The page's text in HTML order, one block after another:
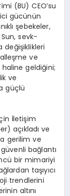
(BU) CEO’su
gücünün
şebekeler,
sevk-
değişiklikleri
ve
geldiğini;
ve
güçlü
İletişim
açıkladı ve
gerilim ve
bağlantı
bir mimariyi
taşıyıcı
trendlerini
altını